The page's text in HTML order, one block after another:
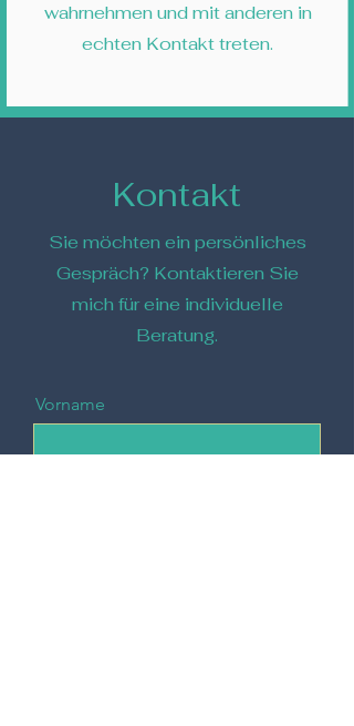
wahrnehmen und mit anderen in
echten Kontakt treten.
Kontakt
Sie möchten ein persönliches
Gespräch? Kontaktieren Sie
mich für eine individuelle
Beratung.
Vorname